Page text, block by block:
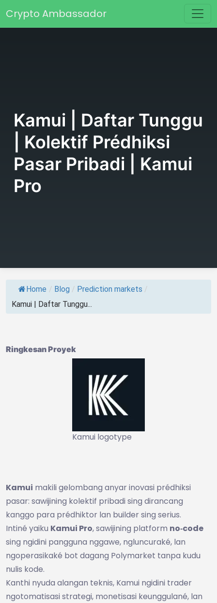
Main Navigation
Crypto Ambassador
Kamui | Daftar Tunggu
| Kolektif Prédhiksi
Pasar Pribadi | Kamui
Pro
Home / Blog / Prediction markets /
Kamui | Daftar Tunggu...
Ringkesan Proyek
Kamui logotype
Kamui makili gelombang anyar inovasi prédhiksi
pasar: sawijining kolektif pribadi sing dirancang
kanggo para prédhiktor lan builder sing serius.
Intiné yaiku Kamui Pro, sawijining platform no‑code
sing ngidini pangguna nggawe, ngluncuraké, lan
ngoperasikaké bot dagang Polymarket tanpa kudu
nulis kode.
Kanthi nyuda alangan teknis, Kamui ngidini trader
ngotomatisasi strategi, monetisasi keunggulané, lan